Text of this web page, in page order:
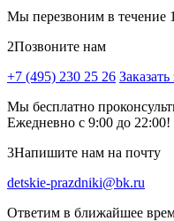
Мы перезвоним в течение
2Позвоните нам
+7 (495) 230 25 26
Мы бесплатно
Ежедневно с 9:00 до 22:00!
3Напишите нам на почту
detskie-prazdniki@bk.ru
Ответим в ближайшее